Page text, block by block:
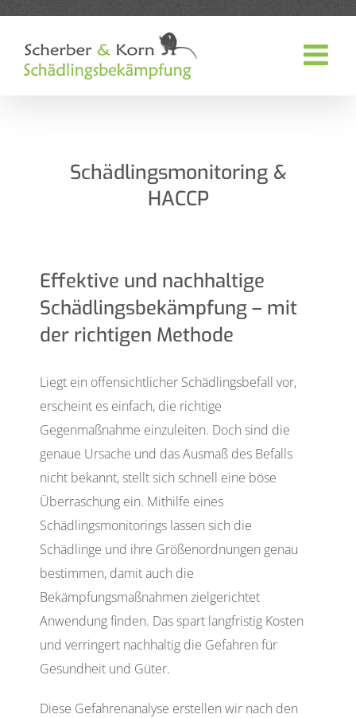
Inhalt
springen
Schädlingsmonitoring &
HACCP
Effektive und nachhaltige
Schädlingsbekämpfung – mit
der richtigen Methode
Liegt ein offensichtlicher Schädlingsbefall vor,
erscheint es einfach, die richtige
Gegenmaßnahme einzuleiten. Doch sind die
genaue Ursache und das Ausmaß des Befalls
nicht bekannt, stellt sich schnell eine böse
Überraschung ein. Mithilfe eines
Schädlingsmonitorings lassen sich die
Schädlinge und ihre Größenordnungen genau
bestimmen, damit auch die
Bekämpfungsmaßnahmen zielgerichtet
Anwendung finden. Das spart langfristig Kosten
und verringert nachhaltig die Gefahren für
Gesundheit und Güter.
Diese Gefahrenanalyse erstellen wir nach den